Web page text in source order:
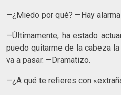
—¿Miedo por qué? —Hay
—Últimamente, ha estado
puedo quitarme de la cabeza
va a pasar. —Dramatizo.
—¿A qué te refieres con